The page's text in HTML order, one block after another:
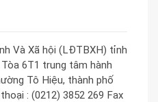
Và Xã hội (LĐTBXH) tỉnh
6T1 trung tâm hành
Tô Hiệu, thành phố
: (0212) 3852 269 Fax